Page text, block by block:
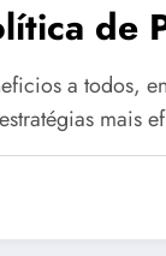
de
a todos,
mais